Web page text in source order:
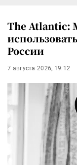
The Atlantic:
России
7 августа 2026, 19:12